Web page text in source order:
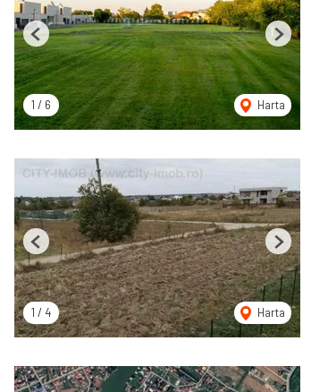
1 / 6 Harta
Previous Next
1 / 4 Harta
Previous Next